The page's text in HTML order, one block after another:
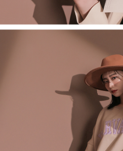
pengumpulan, pemprosesan dan
semakan dan pembetulan data yang
Taiwan Mobile.
3. Sila baca syarat perkhidmatan